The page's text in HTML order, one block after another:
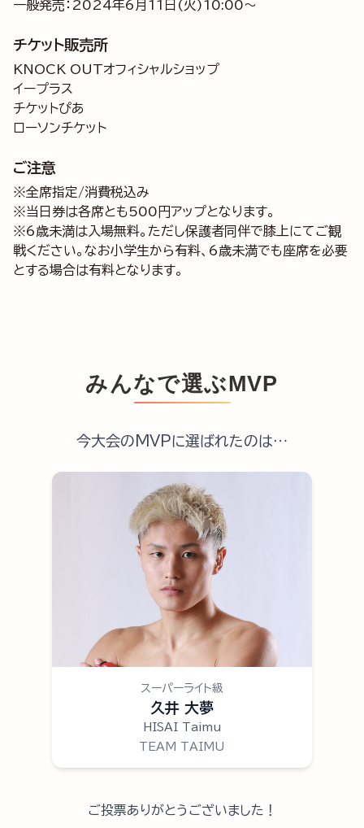
一般発売：2024年6月11日(火)10:00～
チケット販売所
KNOCK OUTオフィシャルショップ
イープラス
チケットぴあ
ローソンチケット
ご注意
※全席指定/消費税込み
※当日券は各席とも500円アップとなります。
※6歳未満は入場無料。ただし保護者同伴で膝上にてご観
戦ください。なお小学生から有料、6歳未満でも座席を必要
とする場合は有料となります。
みんなで選ぶMVP
今大会のMVPに選ばれたのは…
スーパーライト級
久井 大夢
HISAI Taimu
TEAM TAIMU
ご投票ありがとうございました！